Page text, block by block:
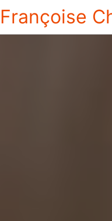
Françoise